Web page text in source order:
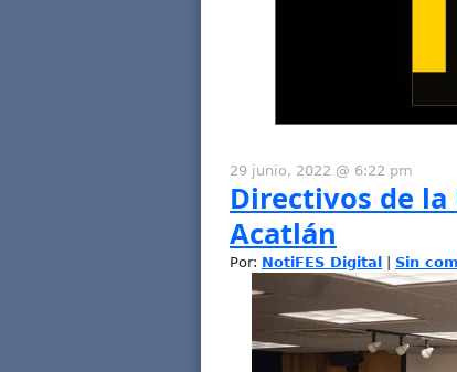
29 junio, 2022 @ 6:22 pm
Directivos de
Acatlán
Por: NotiFES Digital Sin